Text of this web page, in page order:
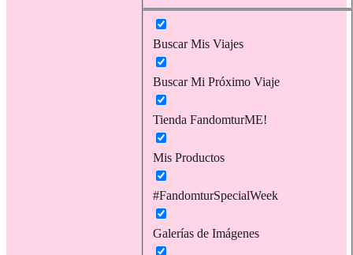
Buscar Mis Viajes
Buscar Mi Próximo Viaje
Tienda FandomturME!
Mis Productos
#FandomturSpecialWeek
Galerías de Imágenes